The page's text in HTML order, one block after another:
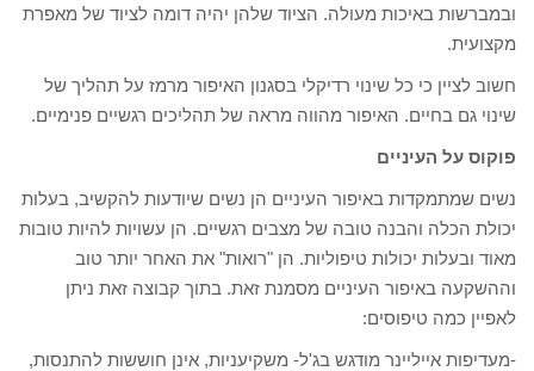
ובמברשות באיכות מעולה. הציוד שלהן יהיה דומה לציוד של מאפרת
מקצועית.
חשוב לציין כי כל שינוי רדיקלי בסגנון האיפור מרמז על תהליך של
שינוי גם בחיים. האיפור מהווה מראה של תהליכים רגשיים פנימיים.
פוקוס על העיניים
נשים שמתמקדות באיפור העיניים הן נשים שיודעות להקשיב, בעלות
יכולת הכלה והבנה טובה של מצבים רגשיים. הן עשויות להיות טובות
מאוד ובעלות יכולות טיפוליות. הן "רואות" את האחר יותר טוב
וההשקעה באיפור העיניים מסמנת זאת. בתוך קבוצה זאת ניתן
לאפיין כמה טיפוסים:
-מעדיפות אייליינר מודגש בג'ל- משקיעניות, אינן חוששות להתנסות,